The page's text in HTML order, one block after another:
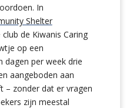
In
Shelter
club de Kiwanis Caring
op een
dagen per week drie
aangeboden aan
– zonder dat er vragen
zijn meestal